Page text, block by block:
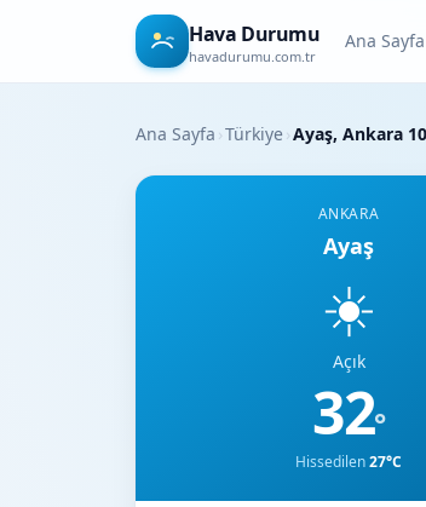
Hava Durumu
havadurumu.com.tr
Ana Sayfa
Ana Sayfa ›Türkiye›Ayaş, Ankara
ANKARA
Ayaş
☀️
Açık
32°
Hissedilen27°C